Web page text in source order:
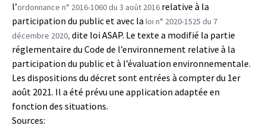
l’ordonnance n° 2016-1060 du 3 août 2016 relative à la
participation du public et avec la loi n° 2020-1525 du 7
décembre 2020, dite loi ASAP. Le texte a modifié la partie
réglementaire du Code de l’environnement relative à la
participation du public et à l’évaluation environnementale.
Les dispositions du décret sont entrées à compter du 1er
août 2021. Il a été prévu une application adaptée en
fonction des situations.
Sources: